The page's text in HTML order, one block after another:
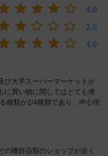
4.0
2.0
4.0
び大手スーパーマーケットが
に買い物に関してはとても便
種類が2/4種類であり、中心街
嗜好品類のショップが全く